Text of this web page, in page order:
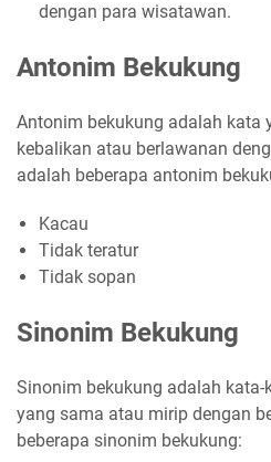
dengan para wisatawan.
Antonim Bekukung
Antonim bekukung adalah kata
kebalikan atau berlawanan
adalah beberapa antonim
Kacau
Tidak teratur
Tidak sopan
Sinonim Bekukung
Sinonim bekukung adalah
yang sama atau mirip dengan
beberapa sinonim bekukung: